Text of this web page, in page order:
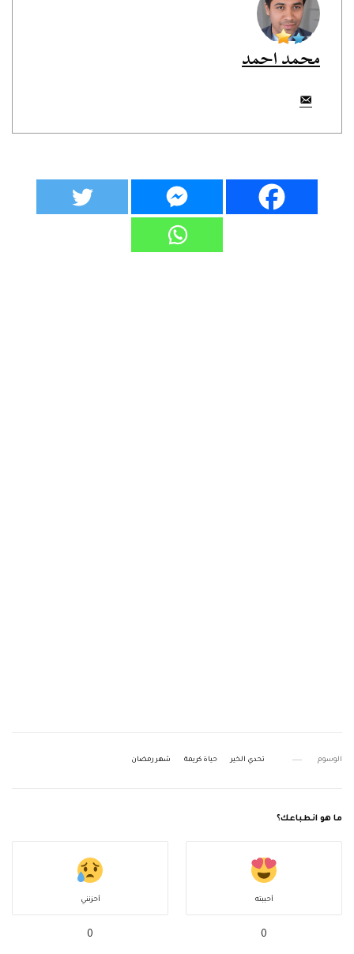
محمد احمد
الوسوم تحدي الخير حياة كريمة شهر رمضان
ما هو انطباعك؟
أحببته
0
أحزنني
0